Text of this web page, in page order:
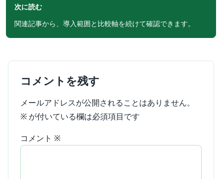
次に読む
関連記事から、導入範囲と比較軸を続けて確認できます。
コメントを残す
メールアドレスが公開されることはありません。
※ が付いている欄は必須項目です
コメント ※